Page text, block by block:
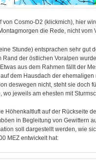
von Cosmo-D2 (klickmich), hier
die Rede, nicht vom
Stunde) entsprachen sehr gut
der östlichen Voralpen
aus dem Rahmen fällt der
dem Hausdach der
deswegen nicht, steht sie doch
jeweils am ehesten mit
Höhenkaltluft auf der Rückseite
in Begleitung von Gewittern
soll dargestellt werden, wie
MEZ entwickelt hat: